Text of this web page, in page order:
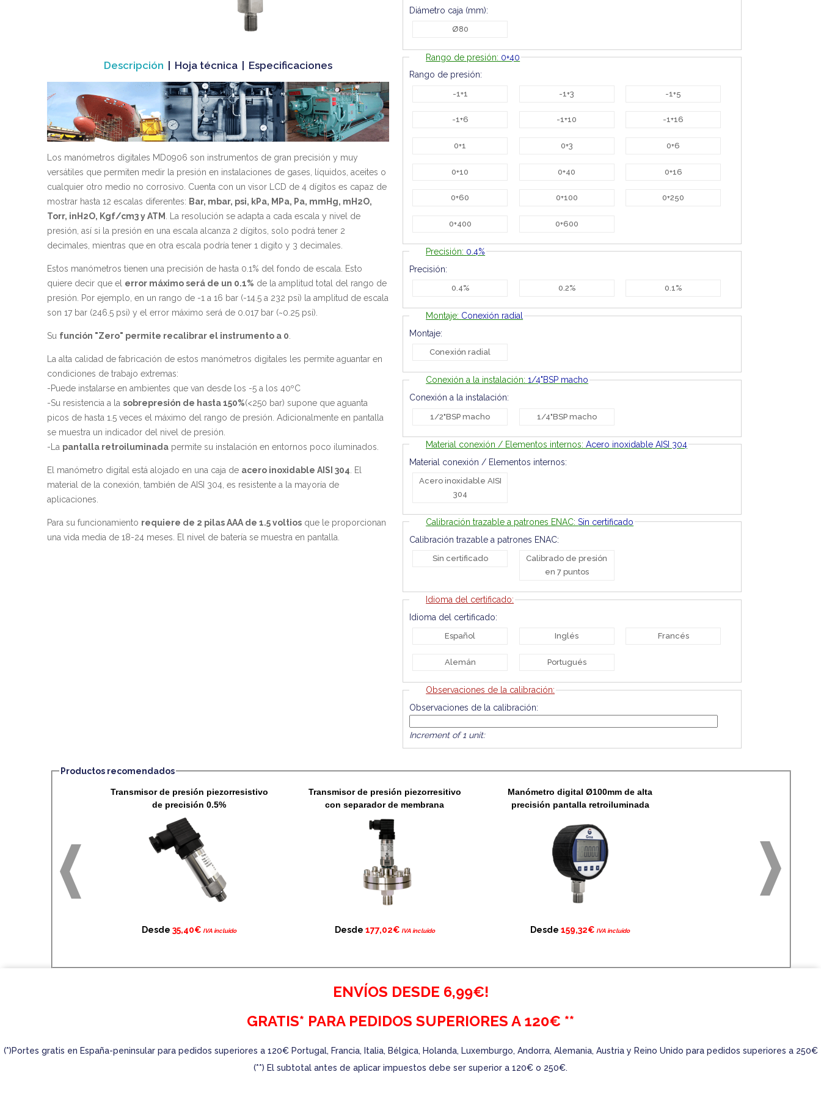
Descripción Hoja técnica Especificaciones
Los manómetros digitales MD0906 son instrumentos de gran precisión y muy
versátiles que permiten medir la presión en instalaciones de gases, líquidos, aceites o
cualquier otro medio no corrosivo. Cuenta con un visor LCD de 4 dígitos es capaz de
mostrar hasta 12 escalas diferentes: Bar, mbar, psi, kPa, MPa, Pa, mmHg, mH2O,
Torr, inH2O, Kgf/cm3 y ATM
. La resolución se adapta a cada escala y nivel de
presión, así si la presión en una escala alcanza 2 dígitos, solo podrá tener 2
decimales, mientras que en otra escala podría tener 1 digito y 3 decimales.
Estos manómetros tienen una precisión de hasta 0.1% del fondo de escala. Esto
quiere decir que el error máximo será de un 0.1% de la amplitud total del rango de
presión. Por ejemplo, en un rango de -1 a 16 bar (-14.5 a 232 psi) la amplitud de escala
son 17 bar (246.5 psi) y el error máximo será de 0.017 bar (~0.25 psi).
Su función "Zero" permite recalibrar el instrumento a 0
La alta calidad de fabricación de estos manómetros digitales les permite aguantar en
condiciones de trabajo extremas:
-Puede instalarse en ambientes que van desde los -5 a los 40ºC
-Su resistencia a la sobrepresión de hasta 150%(<250 bar) supone que aguanta
picos de hasta 1.5 veces el máximo del rango de presión. Adicionalmente en pantalla
se muestra un indicador del nivel de presión.
-La pantalla retroiluminada permite su instalación en entornos poco iluminados.
El manómetro digital está alojado en una caja de acero inoxidable AISI 304 . El
material de la conexión, también de AISI 304, es resistente a la mayoría de
aplicaciones.
Para su funcionamiento requiere de 2 pilas AAA de 1.5 voltios que le proporcionan
una vida media de 18-24 meses. El nivel de batería se muestra en pantalla.
Diámetro caja (mm):
Ø80
Rango de presión: 0+40
Rango de presión:
-1+1 -1+3 -1+5
-1+6 -1+10 -1+16
0+1 0+3 0+6
0+10 0+40 0+16
0+60 0+100 0+250
0+400 0+600
Precisión: 0.4%
Precisión:
0.4% 0.2% 0.1%
Montaje: Conexión radial
Montaje:
Conexión radial
Conexión a la instalación:1/4"BSP macho
Conexión a la instalación:
1/2"BSP macho 1/4"BSP macho
Material conexión / Elementos internos:Acero inoxidable AISI 304
Material conexión / Elementos internos:
Acero inoxidable AISI
304
Calibración trazable a patrones ENAC:Sin certificado
Calibración trazable a patrones ENAC:
Sin certificado
Calibrado de presión
en 7 puntos
Idioma del certificado:
Idioma del certificado:
Español Inglés Francés
Alemán Portugués
Observaciones de la calibración:
Observaciones de la calibración:
Increment of 1 unit:
Productos recomendados
Transmisor de presión piezorresistivo
de precisión 0.5%
Desde 35,40€ IVA incluido
Transmisor de presión piezorresitivo
con separador de membrana
Desde 177,02€ IVA incluido
Manómetro digital Ø100mm de alta
precisión pantalla retroiluminada
Desde 159,32€ IVA incluido
Manómetro digital de esfera Ø60mm
ENVÍOS DESDE 6,99€!
GRATIS* PARA PEDIDOS SUPERIORES A 120€ **
(*)Portes gratis en España-peninsular para pedidos superiores a 120€ Portugal, Francia, Italia, Bélgica, Holanda, Luxemburgo, Andorra, Alemania, Austria y Reino Unido para pedidos superiores a 250€
(**) El subtotal antes de aplicar impuestos debe ser superior a 120€ o 250€.